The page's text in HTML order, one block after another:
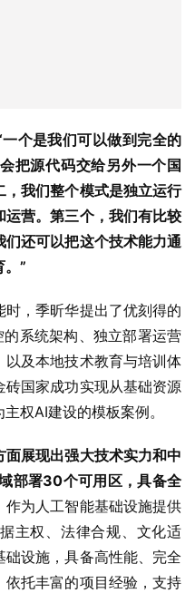
一个是我们可以做到完全的
把源代码交给另外一个国
我们整个模式是独立运行
营。第三个，我们有比较
还可以把这个技术能力通
”
，季昕华提出了优刻得的
的系统架构、独立部署运营
及本地技术教育与培训体
国家成功实现从基础资源
权AI建设的模板案例。
展现出强大技术实力和中
部署30个可用区，具备全
作为人工智能基础设施提供
主权、法律合规、文化适
设施，具备高性能、完全
依托丰富的项目经验，支持